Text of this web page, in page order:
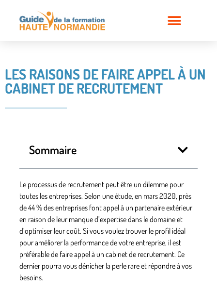
LES RAISONS DE FAIRE APPEL À UN
CABINET DE RECRUTEMENT
Sommaire
Le processus de recrutement peut être un dilemme pour
toutes les entreprises. Selon une étude, en mars 2020, près
de 44 % des entreprises font appel à un partenaire extérieur
en raison de leur manque d’expertise dans le domaine et
d’optimiser leur coût. Si vous voulez trouver le profil idéal
pour améliorer la performance de votre entreprise, il est
préférable de faire appel à un cabinet de recrutement. Ce
dernier pourra vous dénicher la perle rare et répondre à vos
besoins.